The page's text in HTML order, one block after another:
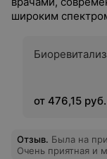
широким
от 476,15 руб.
Отзыв. Была на
Очень приятная и